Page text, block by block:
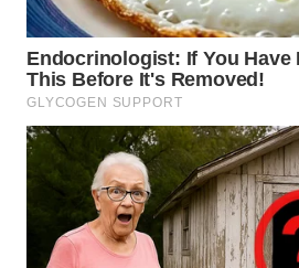
WN
MALUT
WN
DAIRI
WN
DANAU
TOBA